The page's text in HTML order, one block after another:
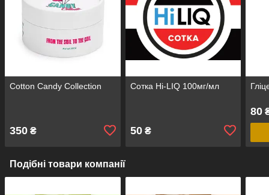
Cotton Candy Collection
350 ₴
Сотка Hi-LIQ 100мг/мл
50₴
80
Подібні товари компанії